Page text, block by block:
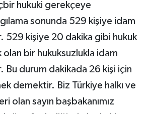
hukuki gerekçeye
sonunda 529 kişiye idam
529 kişiye 20 dakika gibi hukuk
bir hukuksuzlukla idam
Bu durum dakikada 26 kişi için
demektir. Biz Türkiye halkı ve
olan sayın başbakanımız